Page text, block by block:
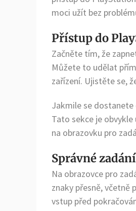
moci užít bez
Přístup do
Začněte tím, že
Můžete to udělat
zařízení. Ujistěte se,
Jakmile se
Tato sekce je
na obrazovku pro
Správné
Na obrazovce pro
znaky přesně, včetně
vstup před